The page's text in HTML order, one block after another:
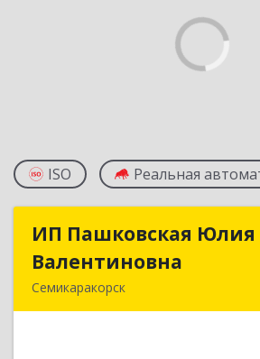
ISO Реальная
ИП Пашковская Юлия
Валентиновна
Семикаракорск
ИП